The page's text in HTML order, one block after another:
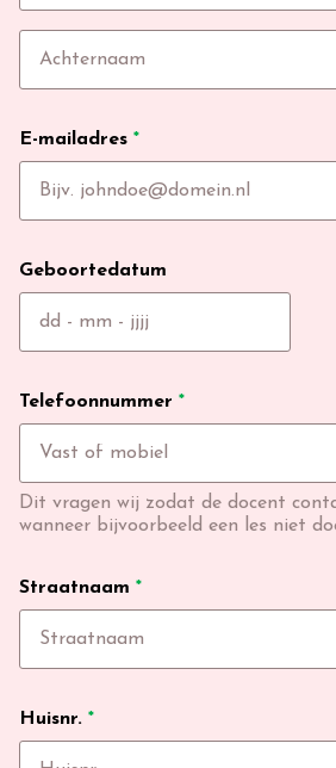
E-mailadres *
Geboortedatum
Telefoonnummer *
Dit vragen wij zodat de docent
wanneer bijvoorbeeld een les niet
Straatnaam *
Huisnr. *